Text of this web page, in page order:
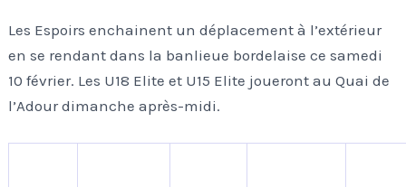
Les Espoirs enchainent un déplacement à l’extérieur
en se rendant dans la banlieue bordelaise ce samedi
10 février. Les U18 Elite et U15 Elite joueront au Quai de
l’Adour dimanche après-midi.